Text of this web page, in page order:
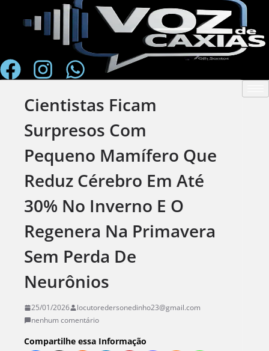
Cientistas Ficam
Surpresos Com
Pequeno Mamífero Que
Reduz Cérebro Em Até
30% No Inverno E O
Regenera Na Primavera
Sem Perda De
Neurônios
25/01/2026
locutoredersonedinho23@gmail.com
nenhum comentário
Compartilhe essa Informação